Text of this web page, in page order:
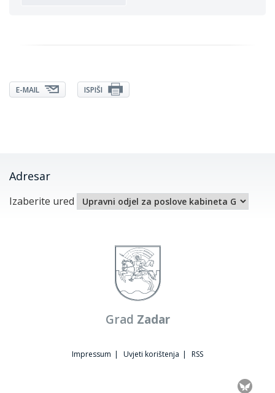
E-MAIL ISPIŠI
Adresar
Izaberite ured
Grad Zadar
Impressum | Uvjeti korištenja | RSS